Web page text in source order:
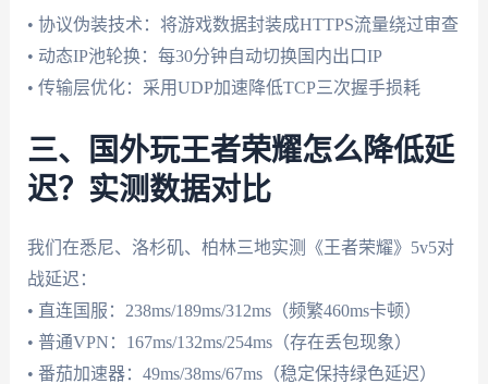
• 协议伪装技术：将游戏数据封装成HTTPS流量绕过审查
• 动态IP池轮换：每30分钟自动切换国内出口IP
• 传输层优化：采用UDP加速降低TCP三次握手损耗
三、国外玩王者荣耀怎么降低延
迟？实测数据对比
我们在悉尼、洛杉矶、柏林三地实测《王者荣耀》5v5对
战延迟：
• 直连国服：238ms/189ms/312ms（频繁460ms卡顿）
• 普通VPN：167ms/132ms/254ms（存在丢包现象）
• 番茄加速器：49ms/38ms/67ms（稳定保持绿色延迟）